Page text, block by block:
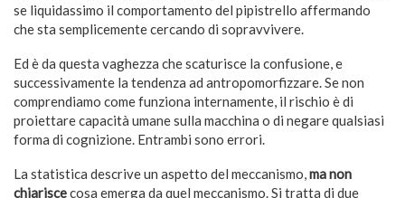
se liquidassimo il comportamento del pipistrello affermando
che sta semplicemente cercando di sopravvivere.
Ed è da questa vaghezza che scaturisce la confusione, e
successivamente la tendenza ad antropomorfizzare. Se non
comprendiamo come funziona internamente, il rischio è di
proiettare capacità umane sulla macchina o di negare qualsiasi
forma di cognizione. Entrambi sono errori.
La statistica descrive un aspetto del meccanismo, ma non
chiariscecosa emerga da quel meccanismo. Si tratta di due